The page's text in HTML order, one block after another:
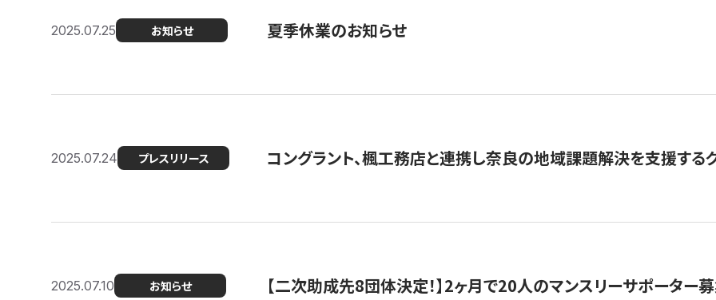
2025.07.25 お知らせ 夏季休業のお知らせ
2025.07.24 プレスリリース コングラント、楓工務店と連携し奈良の地域課題解決を支援する
2025.07.10 お知らせ 【二次助成先8団体決定！】2ヶ月で20人のマンスリーサポーター